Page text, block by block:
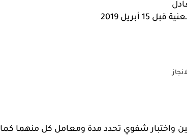
2019
واختبار شفوي تحدد مدة ومعامل كل منهما كما